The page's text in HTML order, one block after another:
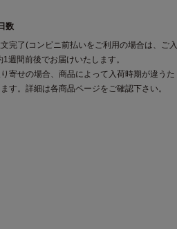
数
完了(コンビニ前払いをご利用の場合は、ご入
週間前後でお届けいたします。
寄せの場合、商品によって入荷時期が違うた
す。詳細は各商品ページをご確認下さい。